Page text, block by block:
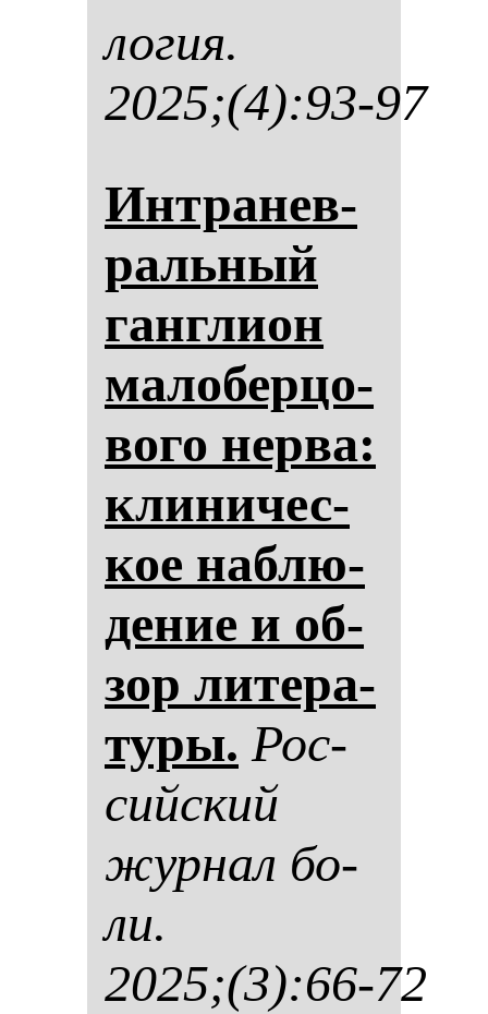
ло­гия.
2025;(4):93-97
Ин­тра­нев­
раль­ный
ган­гли­он
ма­ло­бер­цо­
во­го нер­ва:
кли­ни­чес­
кое наб­лю­
де­ние и об­
зор ли­те­ра­
ту­ры. Рос­
сий­ский
жур­нал бо­
ли.
2025;(3):66-72